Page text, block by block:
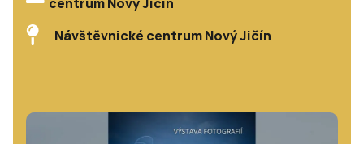
Návštěvnické centrum Nový Jičín